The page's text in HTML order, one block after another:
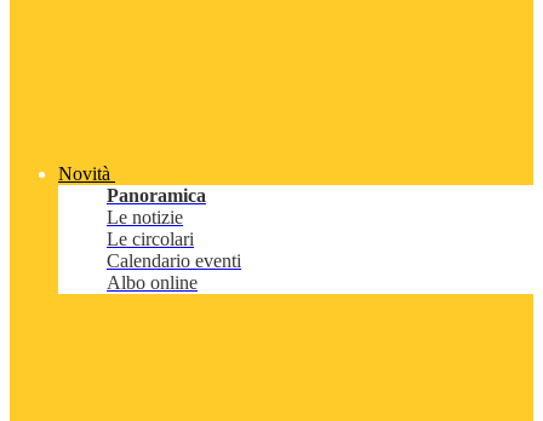
Novità
Panoramica
Le notizie
Le circolari
Calendario eventi
Albo online